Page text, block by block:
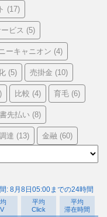
(17)
ビス (5)
ーキャニオン (4)
(5) 売掛金 (10)
比較 (4) 育毛 (6)
先払い (8)
達 (13) 金融 (60)